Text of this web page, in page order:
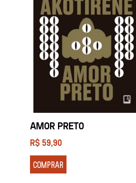
AMOR PRETO
R$59,90
COMPRAR